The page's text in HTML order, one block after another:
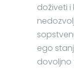
doživeti
ego
dovoljno